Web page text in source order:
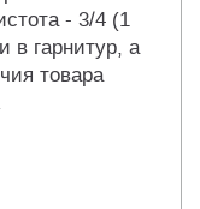
- 3/4 (1
в гарнитур, а
товара